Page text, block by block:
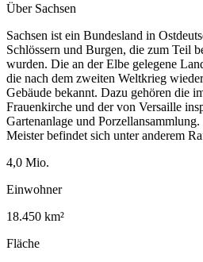
Über Sachsen
Sachsen ist ein Bundesland in
Schlössern und Burgen, die zum Teil
wurden. Die an der Elbe gelegene
die nach dem zweiten Weltkrieg
Gebäude bekannt. Dazu gehören die
Frauenkirche und der von Versaille
Gartenanlage und
Meister befindet sich unter anderem
4,0 Mio.
Einwohner
18.450 km²
Fläche